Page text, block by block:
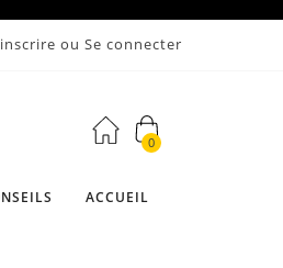
ou Se connecter
0
ACCUEIL